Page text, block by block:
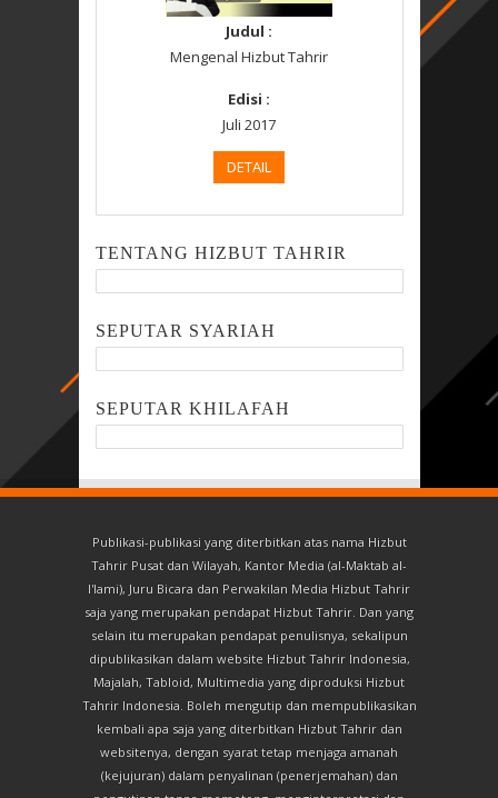
Judul :
Mengenal Hizbut Tahrir
Edisi :
Juli 2017
DETAIL
TENTANG HIZBUT TAHRIR
SEPUTAR SYARIAH
SEPUTAR KHILAFAH
Publikasi-publikasi yang diterbitkan atas nama Hizbut
Tahrir Pusat dan Wilayah, Kantor Media (al-Maktab al-
I'lami), Juru Bicara dan Perwakilan Media Hizbut Tahrir
saja yang merupakan pendapat Hizbut Tahrir. Dan yang
selain itu merupakan pendapat penulisnya, sekalipun
dipublikasikan dalam website Hizbut Tahrir Indonesia,
Majalah, Tabloid, Multimedia yang diproduksi Hizbut
Tahrir Indonesia. Boleh mengutip dan mempublikasikan
kembali apa saja yang diterbitkan Hizbut Tahrir dan
websitenya, dengan syarat tetap menjaga amanah
(kejujuran) dalam penyalinan (penerjemahan) dan